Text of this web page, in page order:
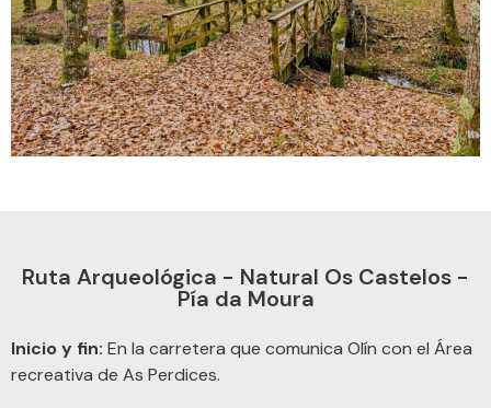
Ruta Arqueológica - Natural Os Castelos -
Pía da Moura
Inicio y fin: En la carretera que comunica Olín con el Área
recreativa de As Perdices.